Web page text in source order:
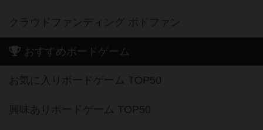
クラウドファンディング ボドファン
おすすめボードゲーム
お気に入りボードゲーム TOP50
興味ありボードゲーム TOP50